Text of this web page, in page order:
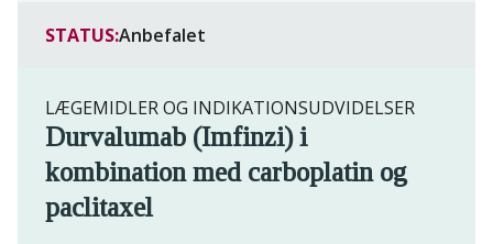
STATUS:Anbefalet
LÆGEMIDLER OG INDIKATIONSUDVIDELSER
Durvalumab (Imfinzi) i
kombination med carboplatin og
paclitaxel